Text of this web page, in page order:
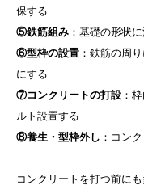
保する
⑤鉄筋組み ：基礎の形状
⑥型枠の設置 ：鉄筋の周
にする
⑦コンクリートの打設 ：
ルト設置する
⑧養生・型枠外し ：コン
コンクリートを打つ前に